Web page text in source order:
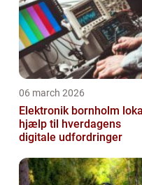
06 march 2026
Elektronik bornholm lokal
hjælp til hverdagens
digitale udfordringer